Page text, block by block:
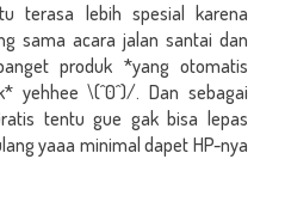
terasa lebih spesial karena
sama acara jalan santai dan
produk *yang otomatis
yehhee \(^0^)/. Dan sebagai
tentu gue gak bisa lepas
yaaa minimal dapet HP-nya